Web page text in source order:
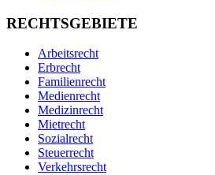
RECHTSGEBIETE
Arbeitsrecht
Erbrecht
Familienrecht
Medienrecht
Medizinrecht
Mietrecht
Sozialrecht
Steuerrecht
Verkehrsrecht